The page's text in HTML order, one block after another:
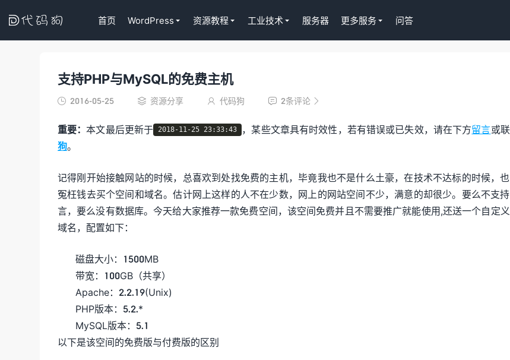
 首页 WordPress 资源教程 工业技术 服务器 更多服务 问答
支持PHP与MySQL的免费主机
 2016-05-25  资源分享  代码狗  2条评论 
重要：本文最后更新于 2018-11-25 23:33:43 ，某些文章具有时效性，若有错误或已失效，请在下方留言或
狗。
记得刚开始接触网站的时候，总喜欢到处找免费的主机，毕竟我也不是什么土豪，在技术不达标的时候，
冤枉钱去买个空间和域名。估计网上这样的人不在少数，网上的网站空间不少，满意的却很少。要么不支
言，要么没有数据库。今天给大家推荐一款免费空间，该空间免费并且不需要推广就能使用,还送一个自定
域名，配置如下：
磁盘大小：1500MB
带宽：100GB（共享）
Apache：2.2.19(Unix)
PHP版本：5.2.*
MySQL版本：5.1
以下是该空间的免费版与付费版的区别